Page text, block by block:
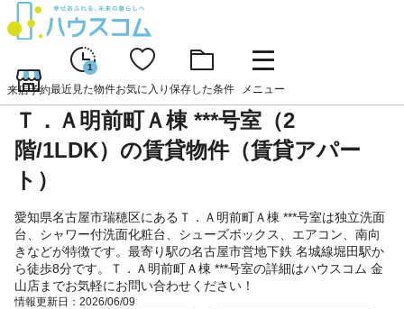
来店予約
1
最近見た物件お気に入り 保存した条件 メニュー
Ｔ．Ａ明前町Ａ棟 ***号室（2
階/1LDK）の賃貸物件（賃貸アパー
ト）
愛知県名古屋市瑞穂区にあるＴ．Ａ明前町Ａ棟 ***号室は独立洗面
台、シャワー付洗面化粧台、シューズボックス、エアコン、南向
きなどが特徴です。最寄り駅の名古屋市営地下鉄 名城線堀田駅か
ら徒歩8分です。Ｔ．Ａ明前町Ａ棟 ***号室の詳細はハウスコム 金
山店までお気軽にお問い合わせください！
情報更新日： 2026/06/09